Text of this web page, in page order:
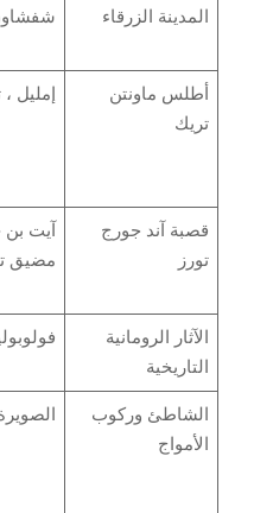
المدينة الزرقاء
أطلس ماونتن
تريك
إمليل
قصبة آند جورج
تورز
آيت بن
مضيق
الآثار الرومانية
التاريخية
الشاطئ وركوب
الأمواج